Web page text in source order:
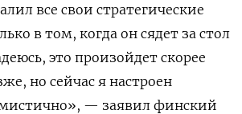
все свои стратегические
в том, когда он сядет за стол
это произойдет скорее
но сейчас я настроен
— заявил финский